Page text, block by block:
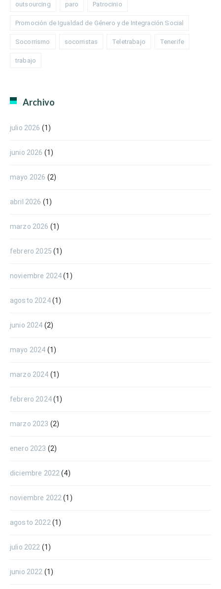
outsourcing paro Patrocinio
Promoción de Igualdad de Género y de Integración Social
Socorrismo socorristas Teletrabajo Tenerife
trabajo
Archivo
julio 2026 (1)
junio 2026 (1)
mayo 2026 (2)
abril 2026 (1)
marzo 2026 (1)
febrero 2025 (1)
noviembre 2024(1)
agosto 2024(1)
junio 2024 (2)
mayo 2024 (1)
marzo 2024 (1)
febrero 2024(1)
marzo 2023 (2)
enero 2023 (2)
diciembre 2022 (4)
noviembre 2022 (1)
agosto 2022 (1)
julio 2022 (1)
junio 2022 (1)